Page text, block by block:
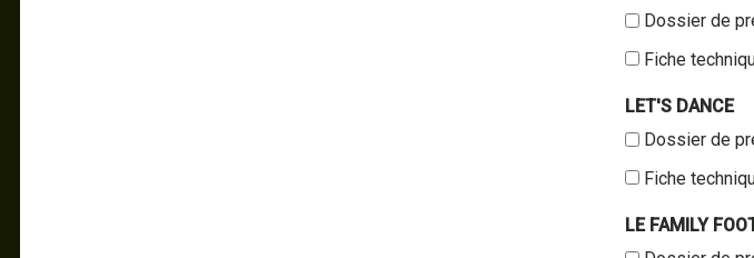
Dossier de
Fiche
LET'S DANCE
Dossier de
Fiche
LE FAMILY